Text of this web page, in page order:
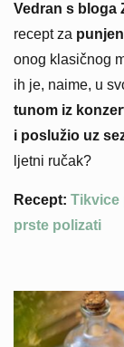
Vedran s bloga
recept za
onog klasičnog
ih je, naime, u
tunom iz
i poslužio uz
ljetni ručak?
Recept: Tikvice
prste polizati